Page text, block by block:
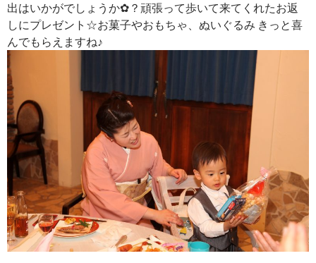
出はいかがでしょうか✿？頑張って歩いて来てくれたお返
しにプレゼント☆お菓子やおもちゃ、ぬいぐるみ きっと喜
んでもらえますね♪